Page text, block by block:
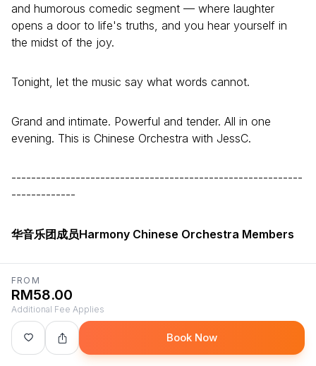
FROM
RM58.00
Additional Fee Applies
Book Now
and humorous comedic segment — where laughter
opens a door to life's truths, and you hear yourself in
the midst of the joy.
Tonight, let the music say what words cannot.
Grand and intimate. Powerful and tender. All in one
evening. This is Chinese Orchestra with JessC.
-----------------------------------------------------------
-------------
华音乐团成员Harmony Chinese Orchestra Members
弦乐 Strings: Isaac ｜ Jonathan
和音天使 Backing Vocal｜ Carey ｜ Jennifer ｜ Jessica